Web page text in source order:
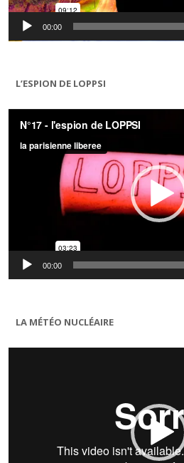
00:00
L’ESPION DE LOPPSI
Lecteur
vidéo
00:00
LA MÉTÉO NUCLÉAIRE
Lecteur